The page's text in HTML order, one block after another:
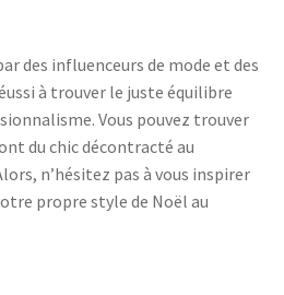
des influenceurs de mode et des
à trouver le juste équilibre
Vous pouvez trouver
du chic décontracté au
n’hésitez pas à vous inspirer
propre style de Noël au